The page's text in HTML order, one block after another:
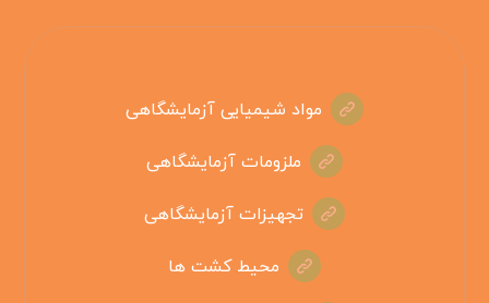
مواد شیمیایی آزمایشگاهی
ملزومات آزمایشگاهی
تجهیزات آزمایشگاهی
محیط کشت ها